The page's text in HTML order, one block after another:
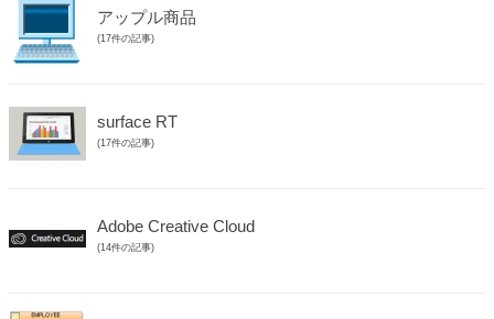
アップル商品
(17件の記事)
surface RT
(17件の記事)
Adobe Creative Cloud
(14件の記事)